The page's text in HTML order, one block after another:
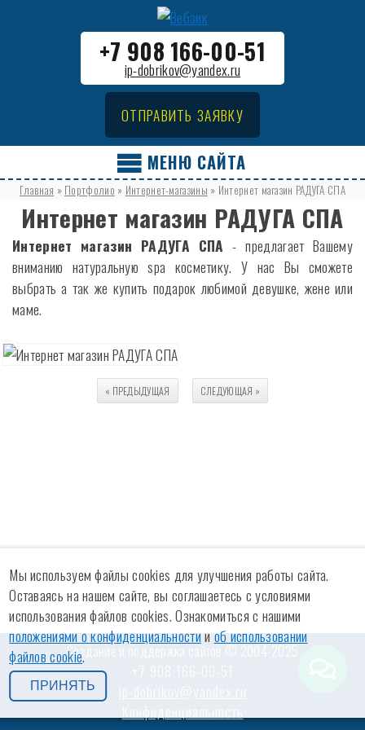
+7 908 166-00-51
ip-dobrikov@yandex.ru
ОТПРАВИТЬ ЗАЯВКУ
МЕНЮ САЙТА
Главная » Портфолио » Интернет-магазины » Интернет магазин РАДУГА СПА
Интернет магазин РАДУГА СПА
Интернет магазин РАДУГА СПА- предлагает Вашему
вниманию натуральную spa косметику. У нас Вы сможете
выбрать а так же купить подарок любимой девушке, жене или
маме.
« ПРЕДЫДУЩАЯ СЛЕДУЮЩАЯ »
Создание и поддержка сайтов © 2004-2025
Мы используем файлы cookies для улучшения работы сайта.
Оставаясь на нашем сайте, вы соглашаетесь с условиями
использования файлов cookies. Ознакомиться с нашими
положениями о конфиденциальностииоб использовании
файлов cookie.
ПРИНЯТЬ